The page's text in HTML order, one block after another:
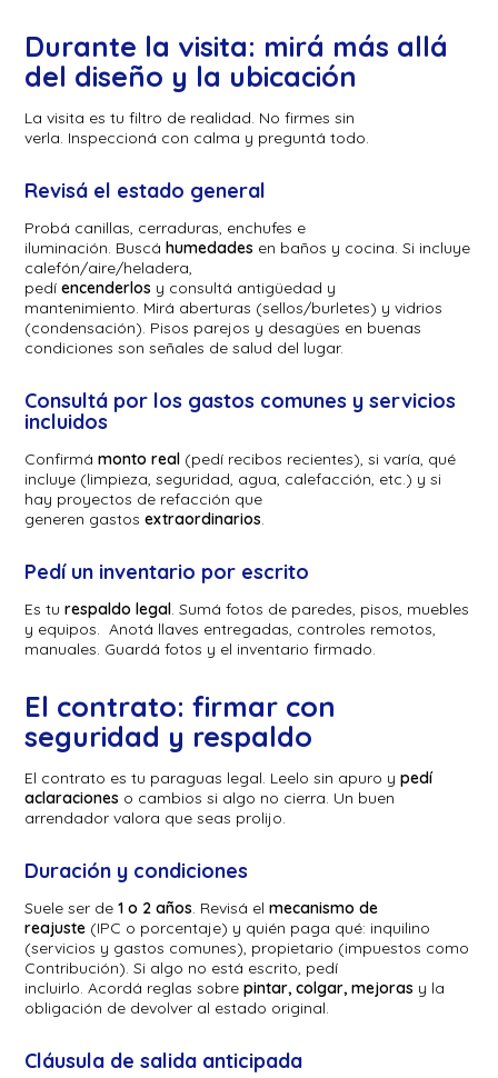
Durante la visita: mirá más allá
del diseño y la ubicación
La visita es tu filtro de realidad. No firmes sin
verla. Inspeccioná con calma y preguntá todo.
Revisá el estado general
Probá canillas, cerraduras, enchufes e
iluminación. Buscáhumedades en baños y cocina. Si incluye
calefón/aire/heladera,
pedíencenderlos y consultá antigüedad y
mantenimiento. Mirá aberturas (sellos/burletes) y vidrios
(condensación). Pisos parejos y desagües en buenas
condiciones son señales de salud del lugar.
Consultá por los gastos comunes y servicios
incluidos
Confirmámonto real (pedí recibos recientes), si varía, qué
incluye (limpieza, seguridad, agua, calefacción, etc.) y si
hay proyectos de refacción que
generen gastosextraordinarios
Pedí un inventario por escrito
Es turespaldo legal . Sumá fotos de paredes, pisos, muebles
y equipos. Anotá llaves entregadas, controles remotos,
manuales. Guardá fotos y el inventario firmado.
El contrato: firmar con
seguridad y respaldo
El contrato es tu paraguas legal. Leelo sin apuro ypedí
aclaraciones o cambios si algo no cierra. Un buen
arrendador valora que seas prolijo.
Duración y condiciones
Suele ser de1 o 2 años . Revisá elmecanismo de
reajuste (IPC o porcentaje) y quién paga qué: inquilino
(servicios y gastos comunes), propietario (impuestos como
Contribución). Si algo no está escrito, pedí
incluirlo. Acordá reglas sobrepintar, colgar, mejoras y la
obligación de devolver al estado original.
Cláusula de salida anticipada